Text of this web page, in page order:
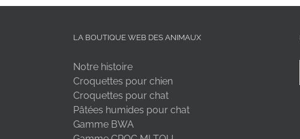
LA BOUTIQUE WEB DES ANIMAUX
Notre histoire
Croquettes pour chien
Croquettes pour chat
Pâtées humides pour chat
Gamme BWA